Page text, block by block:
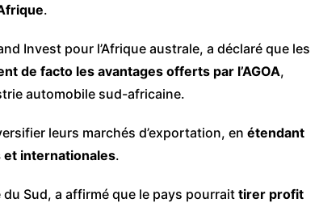
.
Invest pour l’Afrique australe, a déclaré que les
de facto les avantages offerts par l’AGOA,
automobile sud-africaine.
leurs marchés d’exportation, en étendant
et internationales.
Sud, a affirmé que le pays pourrait tirer profit